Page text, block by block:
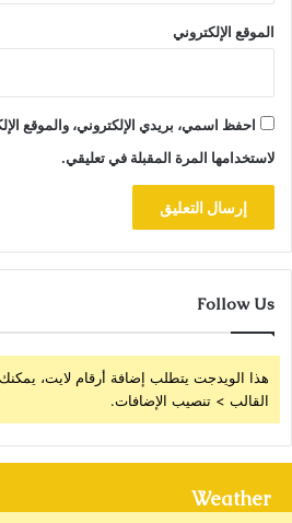
الموقع الإلكتروني
احفظ اسمي، بريدي الإلكتروني، والموقع
لاستخدامها المرة المقبلة في تعليقي.
Follow Us
هذا الويدجت يتطلب إضافة أرقام لايت،
القالب > تنصيب الإضافات.
Weather